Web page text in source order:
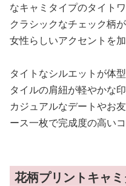
なキャミタイプのタイトワ
クラシックなチェック柄
女性らしいアクセントを加
タイトなシルエットが体
タイルの肩紐が軽やかな印
カジュアルなデートやお
ース一枚で完成度の高い
花柄プリントキャ